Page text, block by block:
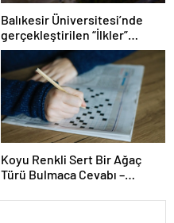
Balıkesir Üniversitesi’nde
gerçekleştirilen “İlkler”
üniversitenin geleceğini
şekillendiriyor
Koyu Renkli Sert Bir Ağaç
Türü Bulmaca Cevabı –
Bir Ağaç Türü